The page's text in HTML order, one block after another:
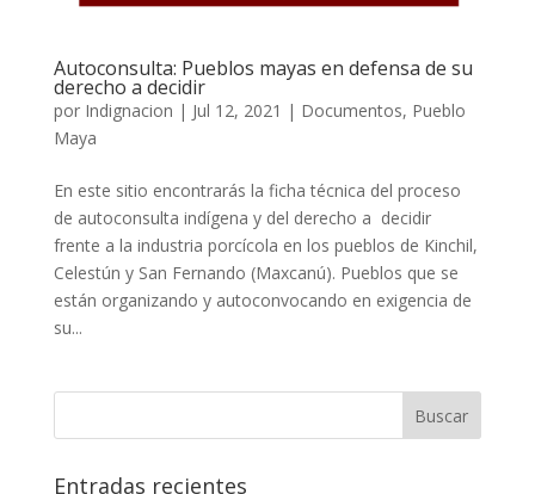
Autoconsulta: Pueblos mayas en defensa de su
derecho a decidir
por Indignacion | Jul 12, 2021 | Documentos, Pueblo
Maya
En este sitio encontrarás la ficha técnica del proceso
de autoconsulta indígena y del derecho a decidir
frente a la industria porcícola en los pueblos de Kinchil,
Celestún y San Fernando (Maxcanú). Pueblos que se
están organizando y autoconvocando en exigencia de
su...
Entradas recientes